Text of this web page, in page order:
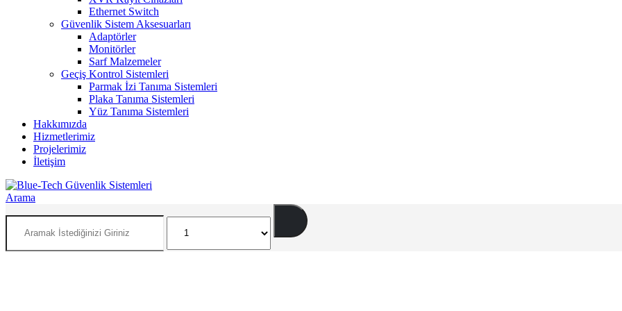
Ethernet Switch
Güvenlik Sistem Aksesuarları
Adaptörler
Monitörler
Sarf Malzemeler
Geçiş Kontrol Sistemleri
Parmak İzi Tanıma Sistemleri
Plaka Tanıma Sistemleri
Yüz Tanıma Sistemleri
Hakkımızda
Hizmetlerimiz
Projelerimiz
İletişim
Arama